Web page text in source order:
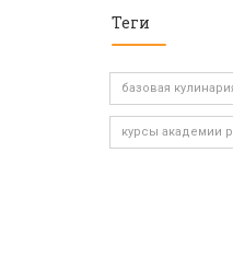
Теги
базовая
курсы академии